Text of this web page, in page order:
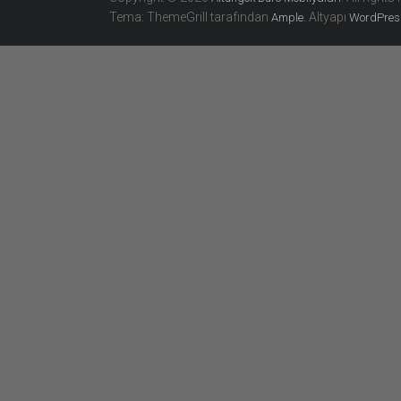
Tema: ThemeGrill tarafından Ample . Altyapı